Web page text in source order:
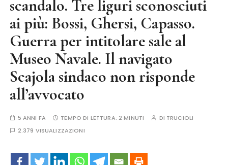
scandalo. Tre liguri sconosciuti
ai più: Bossi, Ghersi, Capasso.
Guerra per intitolare sale al
Museo Navale. Il navigato
Scajola sindaco non risponde
all’avvocato
5 ANNI FA TEMPO DI LETTURA:2 MINUTI DI TRUCIOLI
2.379 VISUALIZZAZIONI